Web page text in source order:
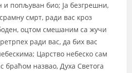
и попљуван био; Ја безгрешни,
смрт, ради вас кроз
оцтом смешаним са жучи
ради вас, да бих вас
Царство небеско сам
браћом назвао, Духа Светога